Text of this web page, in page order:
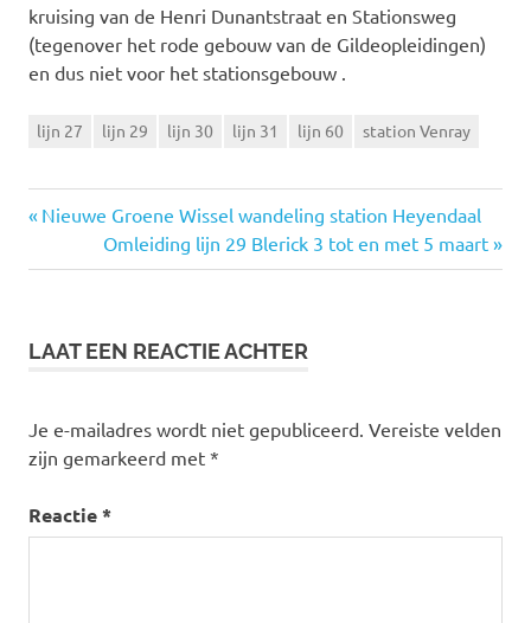
kruising van de Henri Dunantstraat en Stationsweg
(tegenover het rode gebouw van de Gildeopleidingen)
en dus niet voor het stationsgebouw .
lijn 27 lijn 29 lijn 30 lijn 31 lijn 60 station Venray
Bericht
Vorige
bericht:
Nieuwe Groene Wissel wandeling station Heyendaal
Volgende
bericht:
Omleiding lijn 29 Blerick 3 tot en met 5 maart
LAAT EEN REACTIE ACHTER
Je e-mailadres wordt niet gepubliceerd. Vereiste velden
zijn gemarkeerd met *
Reactie*